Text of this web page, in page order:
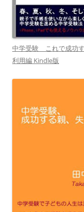
中学受験 これで成功
利用編 Kindle版